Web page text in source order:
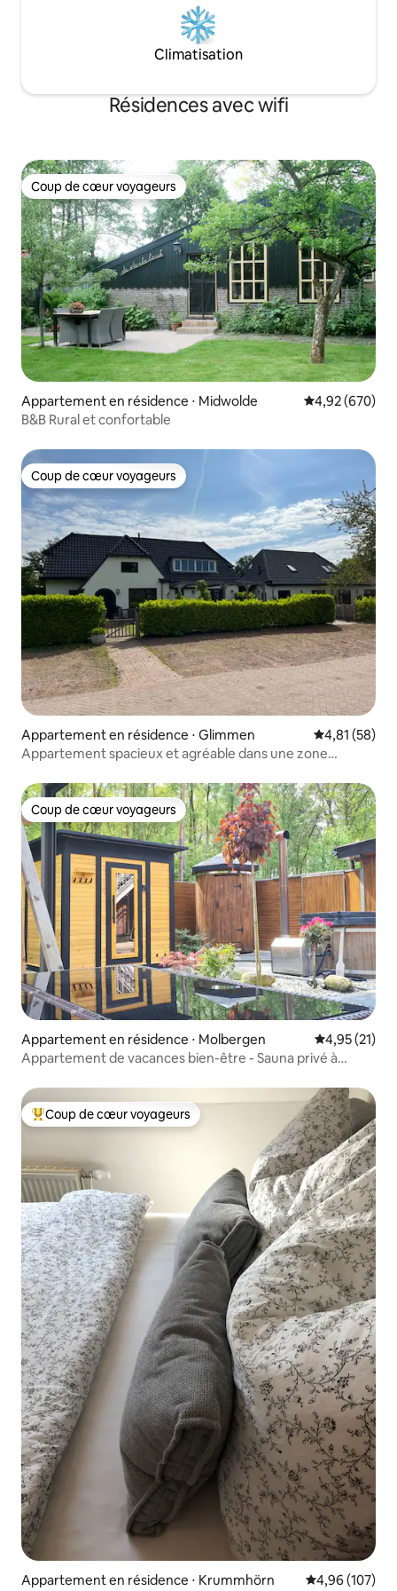
Climatisation
Résidences avec wifi
Coup de cœur voyageurs
Coup de cœur voyageurs
Appartement en résidence ⋅ Midwolde Évaluation
4,92 (670)
B&B Rural et confortable
Coup de cœur voyageurs
Coup de cœur voyageurs
Appartement en résidence ⋅ Glimmen Évaluation
4,81 (58)
Appartement spacieux et agréable dans une zone
Coup de cœur voyageurs
Coup de cœur voyageurs
Appartement en résidence ⋅ Molbergen Évaluation
4,95 (21)
Appartement de vacances bien-être - Sauna privé à
Coups de cœur voyageurs les plus appréciés
Coup de cœur voyageurs
Appartement en résidence ⋅ Krummhörn Évaluation
4,96 (107)